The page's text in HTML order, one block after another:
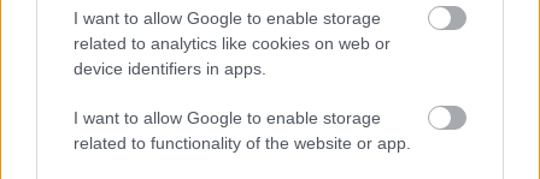
I want to allow Google to enable storage
related to analytics like cookies on web or
device identifiers in apps.
I want to allow Google to enable storage
related to functionality of the website or app.